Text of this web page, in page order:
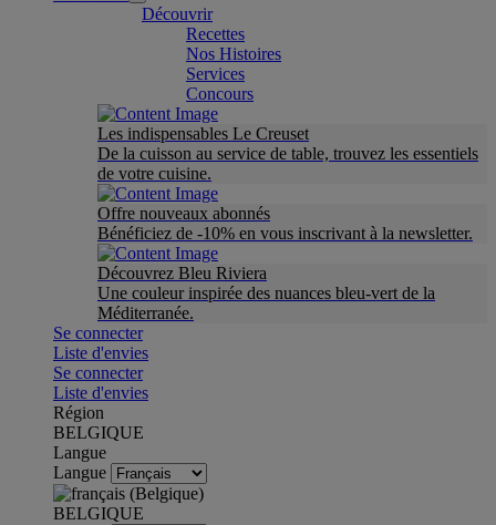
Découvrir
Recettes
Nos Histoires
Services
Concours
Les indispensables Le Creuset
De la cuisson au service de table, trouvez les essentiels
de votre cuisine.
Offre nouveaux abonnés
Bénéficiez de -10% en vous inscrivant à la newsletter.
Découvrez Bleu Riviera
Une couleur inspirée des nuances bleu-vert de la
Méditerranée.
Se connecter
Liste d'envies
Se connecter
Liste d'envies
Région
BELGIQUE
Langue
Langue
BELGIQUE